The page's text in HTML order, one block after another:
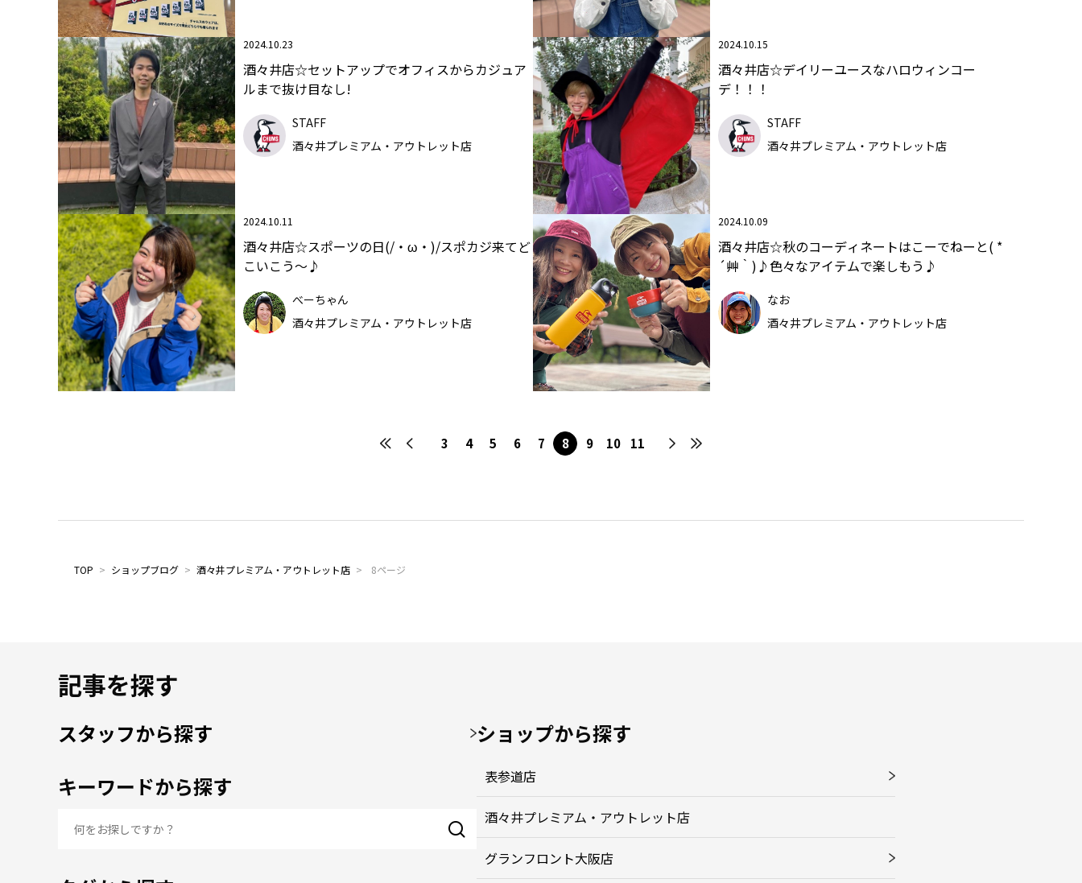
2024.10.23
酒々井店☆セットアップでオフィスからカジュア
ルまで抜け目なし!
STAFF
酒々井プレミアム・アウトレット店
2024.10.15
酒々井店☆デイリーユースなハロウィンコー
デ！！！
STAFF
酒々井プレミアム・アウトレット店
2024.10.11
酒々井店☆スポーツの日(/・ω・)/スポカジ来てど
こいこう～♪
べーちゃん
酒々井プレミアム・アウトレット店
2024.10.09
酒々井店☆秋のコーディネートはこーでねーと( *
´艸｀)♪色々なアイテムで楽しもう♪
なお
酒々井プレミアム・アウトレット店
3 4 5 6 7 8 9 10 11
TOP > ショップブログ > 酒々井プレミアム・アウトレット店 > 8ページ
記事を探す
スタッフから探す
キーワードから探す
ショップから探す
表参道店
酒々井プレミアム・アウトレット店
グランフロント大阪店